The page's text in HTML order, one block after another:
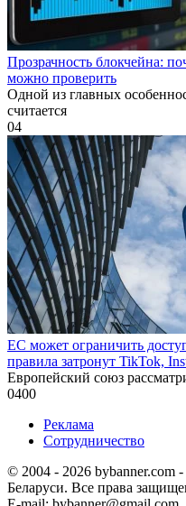
Прозрачность блокчейна:
можно проверить
Одной из главных
считается
04
ЕС может ограничить
правила затронут TikTok,
Европейский союз
0400
Реклама
Сотрудничество
© 2004 - 2026 bybanner.com
Беларуси. Все права